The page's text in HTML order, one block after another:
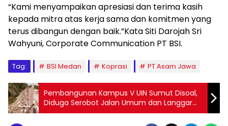
“Kami menyampaikan apresiasi dan terima kasih
kepada mitra atas kerja sama dan komitmen yang
terus dibangun dengan baik.”Kata Siti Darojah Sri
Wahyuni, Corporate Communication PT BSI.
Tag: BSI Medan Koprasi PT Asam Jawa
Pembangunan Kampus V UIN Sumut Disoal,
Diduga Serobot Jalan Umum dan Langgar
Regulasi